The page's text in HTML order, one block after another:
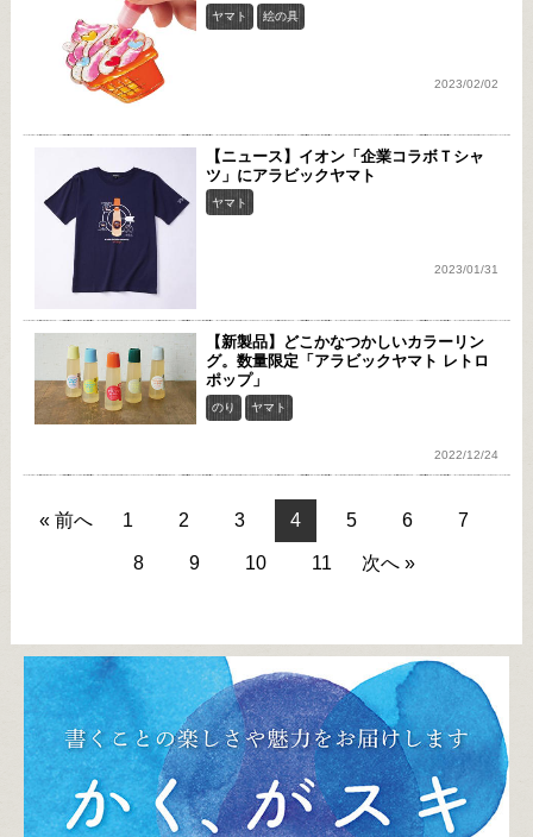
ヤマト 絵の具
2023/02/02
【ニュース】イオン「企業コラボＴシャ
ツ」にアラビックヤマト
ヤマト
2023/01/31
【新製品】どこかなつかしいカラーリン
グ。数量限定「アラビックヤマト レトロ
ポップ」
のり ヤマト
2022/12/24
« 前へ 1 2 3 4 5 6 7
8 9 10 11 次へ »